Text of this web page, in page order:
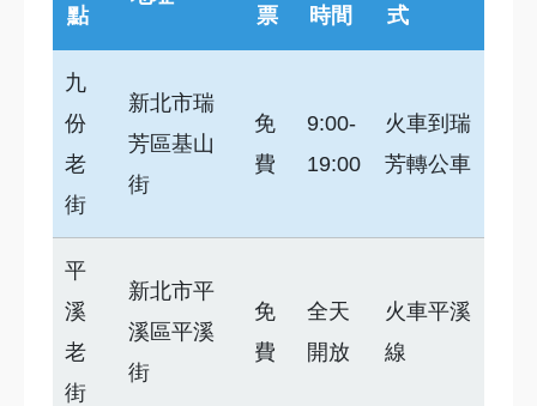
點
票
時間 式
九
份
老
街
新北市瑞
芳區基山
街
免
費
9:00-
19:00
火車到瑞
芳轉公車
平
溪
老
街
新北市平
溪區平溪
街
免
費
全天
開放
火車平溪
線